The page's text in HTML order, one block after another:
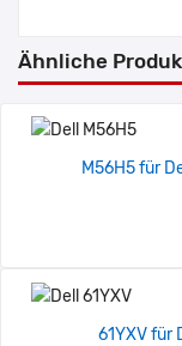
Ähnliche
M56H5 für
61YXV für